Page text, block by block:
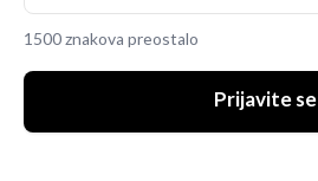
1500 znakova preostalo
Prijavite se